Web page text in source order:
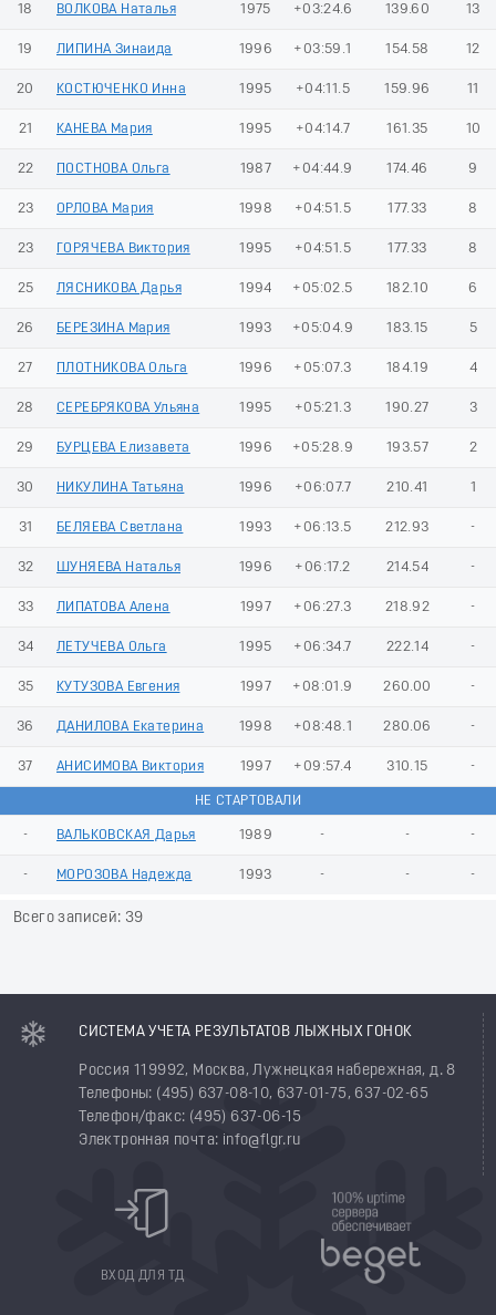
18 ВОЛКОВА Наталья 1975 +03:24.6 139.60 13
19 ЛИПИНА Зинаида 1996 +03:59.1 154.58 12
20 КОСТЮЧЕНКО Инна 1995 +04:11.5 159.96 11
21 КАНЕВА Мария 1995 +04:14.7 161.35 10
22 ПОСТНОВА Ольга 1987 +04:44.9 174.46 9
23 ОРЛОВА Мария 1998 +04:51.5 177.33 8
23 ГОРЯЧЕВА Виктория 1995 +04:51.5 177.33 8
25 ЛЯСНИКОВА Дарья 1994 +05:02.5 182.10 6
26 БЕРЕЗИНА Мария 1993 +05:04.9 183.15 5
27 ПЛОТНИКОВА Ольга 1996 +05:07.3 184.19 4
28 СЕРЕБРЯКОВА Ульяна 1995 +05:21.3 190.27 3
29 БУРЦЕВА Елизавета 1996 +05:28.9 193.57 2
30 НИКУЛИНА Татьяна 1996 +06:07.7 210.41 1
31 БЕЛЯЕВА Светлана 1993 +06:13.5 212.93 -
32 ШУНЯЕВА Наталья 1996 +06:17.2 214.54 -
33 ЛИПАТОВА Алена 1997 +06:27.3 218.92 -
34 ЛЕТУЧЕВА Ольга 1995 +06:34.7 222.14 -
35 КУТУЗОВА Евгения 1997 +08:01.9 260.00 -
36 ДАНИЛОВА Екатерина 1998 +08:48.1 280.06 -
37 АНИСИМОВА Виктория 1997 +09:57.4 310.15 -
НЕ СТАРТОВАЛИ
- ВАЛЬКОВСКАЯ Дарья 1989 - - -
- МОРОЗОВА Надежда 1993 - - -
Всего записей: 39
СИСТЕМА УЧЕТА РЕЗУЛЬТАТОВ ЛЫЖНЫХ ГОНОК
Россия 119992, Москва, Лужнецкая набережная, д. 8
Телефоны: (495) 637-08-10, 637-01-75, 637-02-65
Телефон/факс: (495) 637-06-15
Электронная почта: info@flgr.ru
ВХОД ДЛЯ ТД